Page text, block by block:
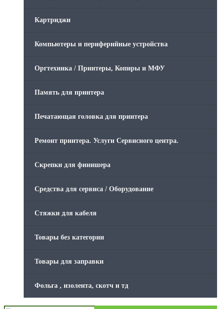
Картриджи
Компьютеры и периферийные устройства
Оргтехника / Принтеры, Копиры и МФУ
Память для принтера
Печатающая головка для принтера
Ремонт принтера. Услуги Сервисного центра.
Скрепки для финишера
Средства для сервиса / Оборудование
Стяжки для кабеля
Товары без категории
Товары для заправки
Фольга , изолента, скотч и тд